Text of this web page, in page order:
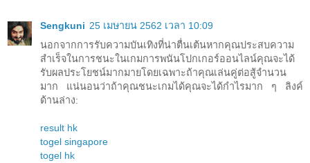
Sengkuni 25 เมษายน 2562 เวลา 10:09
นอกจากการรับความบันเทิงที่น่าตื่นเต้นหากคุณประสบความ
สำเร็จในการชนะในเกมการพนันโปกเกอร์ออนไลน์คุณจะได้
รับผลประโยชน์มากมายโดยเฉพาะถ้าคุณเล่นคู่ต่อสู้จำนวน
มาก แน่นอนว่าถ้าคุณชนะเกมได้คุณจะได้กำไรมาก ๆ ลิงค์
ด้านล่าง:
result hk
togel singapore
togel hk